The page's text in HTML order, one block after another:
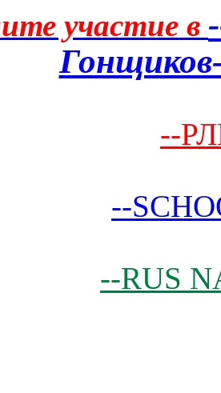
участие в
--
--
--RUS